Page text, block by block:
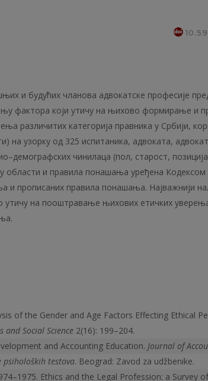
и будућих чланова адвокатске професије
фактора који утичу на њихово формирање и
различитих категорија правника у Србији,
на узорку од 325 испитаника, адвоката,
чинилаца (пол, старост,
и правила понашања уређена Кодексом
и прописаних правила понашања. Најважнији
утичу на пооштравање њихових етичких
of the Gender and Age Factors Effecting Ethical
Social Science 2(16): 199–204.
and Accounting Education. Journal of
psiholoških testova. Beograd: Zavod za udžbenike.
Ethics and the Legal Profession: a Survey